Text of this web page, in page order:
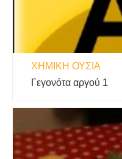
ΧΗΜΙΚΉ ΟΥΣΊΑ
Γεγονότα αργού 1